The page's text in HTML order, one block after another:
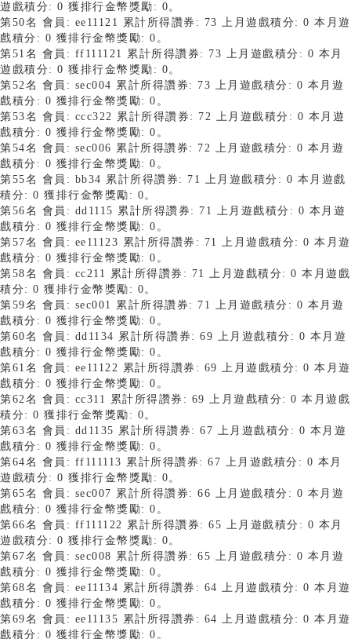
遊戲積分: 0 獲排行金幣獎勵: 0。
第50名 會員: ee11121 累計所得讚券: 73 上月遊戲積分: 0 本月遊
戲積分: 0 獲排行金幣獎勵: 0。
第51名 會員: ff111121 累計所得讚券: 73 上月遊戲積分: 0 本月
遊戲積分: 0 獲排行金幣獎勵: 0。
第52名 會員: sec004 累計所得讚券: 73 上月遊戲積分: 0 本月遊
戲積分: 0 獲排行金幣獎勵: 0。
第53名 會員: ccc322 累計所得讚券: 72 上月遊戲積分: 0 本月遊
戲積分: 0 獲排行金幣獎勵: 0。
第54名 會員: sec006 累計所得讚券: 72 上月遊戲積分: 0 本月遊
戲積分: 0 獲排行金幣獎勵: 0。
第55名 會員: bb34 累計所得讚券: 71 上月遊戲積分: 0 本月遊戲
積分: 0 獲排行金幣獎勵: 0。
第56名 會員: dd1115 累計所得讚券: 71 上月遊戲積分: 0 本月遊
戲積分: 0 獲排行金幣獎勵: 0。
第57名 會員: ee11123 累計所得讚券: 71 上月遊戲積分: 0 本月遊
戲積分: 0 獲排行金幣獎勵: 0。
第58名 會員: cc211 累計所得讚券: 71 上月遊戲積分: 0 本月遊戲
積分: 0 獲排行金幣獎勵: 0。
第59名 會員: sec001 累計所得讚券: 71 上月遊戲積分: 0 本月遊
戲積分: 0 獲排行金幣獎勵: 0。
第60名 會員: dd1134 累計所得讚券: 69 上月遊戲積分: 0 本月遊
戲積分: 0 獲排行金幣獎勵: 0。
第61名 會員: ee11122 累計所得讚券: 69 上月遊戲積分: 0 本月遊
戲積分: 0 獲排行金幣獎勵: 0。
第62名 會員: cc311 累計所得讚券: 69 上月遊戲積分: 0 本月遊戲
積分: 0 獲排行金幣獎勵: 0。
第63名 會員: dd1135 累計所得讚券: 67 上月遊戲積分: 0 本月遊
戲積分: 0 獲排行金幣獎勵: 0。
第64名 會員: ff111113 累計所得讚券: 67 上月遊戲積分: 0 本月
遊戲積分: 0 獲排行金幣獎勵: 0。
第65名 會員: sec007 累計所得讚券: 66 上月遊戲積分: 0 本月遊
戲積分: 0 獲排行金幣獎勵: 0。
第66名 會員: ff111122 累計所得讚券: 65 上月遊戲積分: 0 本月
遊戲積分: 0 獲排行金幣獎勵: 0。
第67名 會員: sec008 累計所得讚券: 65 上月遊戲積分: 0 本月遊
戲積分: 0 獲排行金幣獎勵: 0。
第68名 會員: ee11134 累計所得讚券: 64 上月遊戲積分: 0 本月遊
戲積分: 0 獲排行金幣獎勵: 0。
第69名 會員: ee11135 累計所得讚券: 64 上月遊戲積分: 0 本月遊
戲積分: 0 獲排行金幣獎勵: 0。